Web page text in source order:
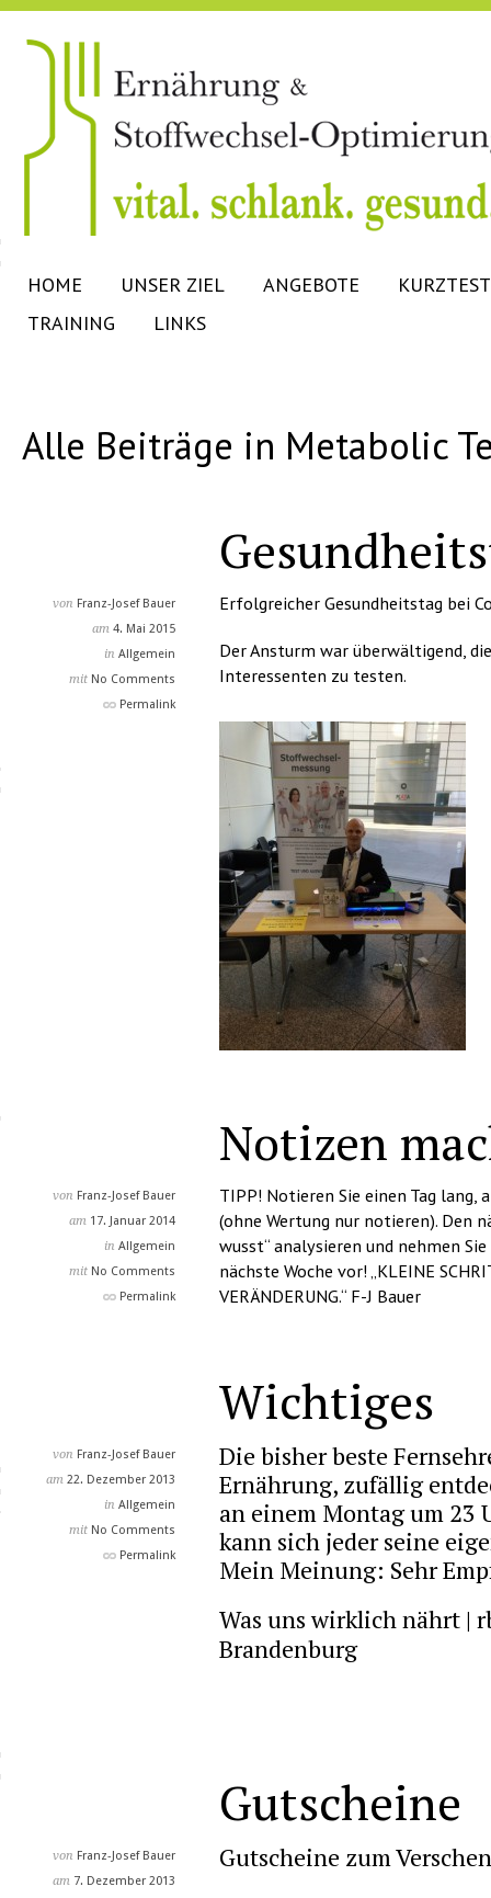
HOME UNSER ZIEL ANGEBOTE
KURZTEST
TRAINING
LINKS
Alle Beiträge in Metabolic
von Franz-Josef Bauer
am 4. Mai 2015
in Allgemein
mit No Comments
Permalink
Erfolgreicher Gesundheitstag bei
Der Ansturm war überwältigend,
Interessenten zu testen.
Notizen
von Franz-Josef Bauer
am 17. Januar 2014
in Allgemein
mit No Comments
Permalink
TIPP! Notieren Sie einen Tag lang,
(ohne Wertung nur notieren). Den
wusst“ analysieren und nehmen
nächste Woche vor! „KLEINE
VERÄNDERUNG.“ F-J Bauer
Wichtiges
von Franz-Josef Bauer
am 22. Dezember 2013
in Allgemein
mit No Comments
Permalink
Die bisher beste
Ernährung, zufällig
an einem Montag um 23
kann sich jeder seine
Mein Meinung: Sehr
Was uns wirklich nährt |
Brandenburg
Gutscheine
von Franz-Josef Bauer
am 7. Dezember 2013
Gutscheine zum